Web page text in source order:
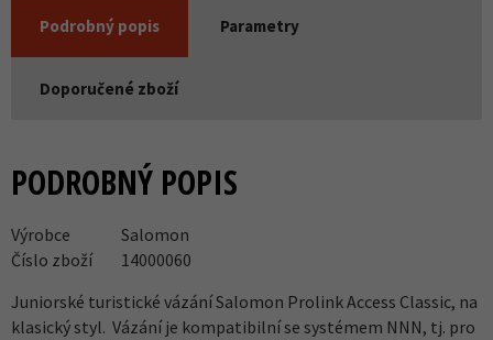
Podrobný popis Parametry
Doporučené zboží
PODROBNÝ POPIS
Výrobce
Salomon
Číslo zboží
14000060
Juniorské turistické vázání Salomon Prolink Access Classic, na
klasický styl. Vázání je kompatibilní se systémem NNN, tj. pro